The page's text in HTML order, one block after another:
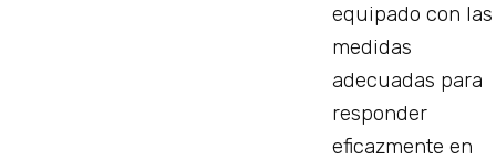
equipado con las
medidas
adecuadas para
responder
eficazmente en